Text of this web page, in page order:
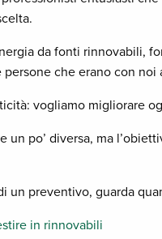
da fonti rinnovabili,
che erano con
vogliamo migliorare
un po’ diversa, ma
un preventivo, guarda
in rinnovabili